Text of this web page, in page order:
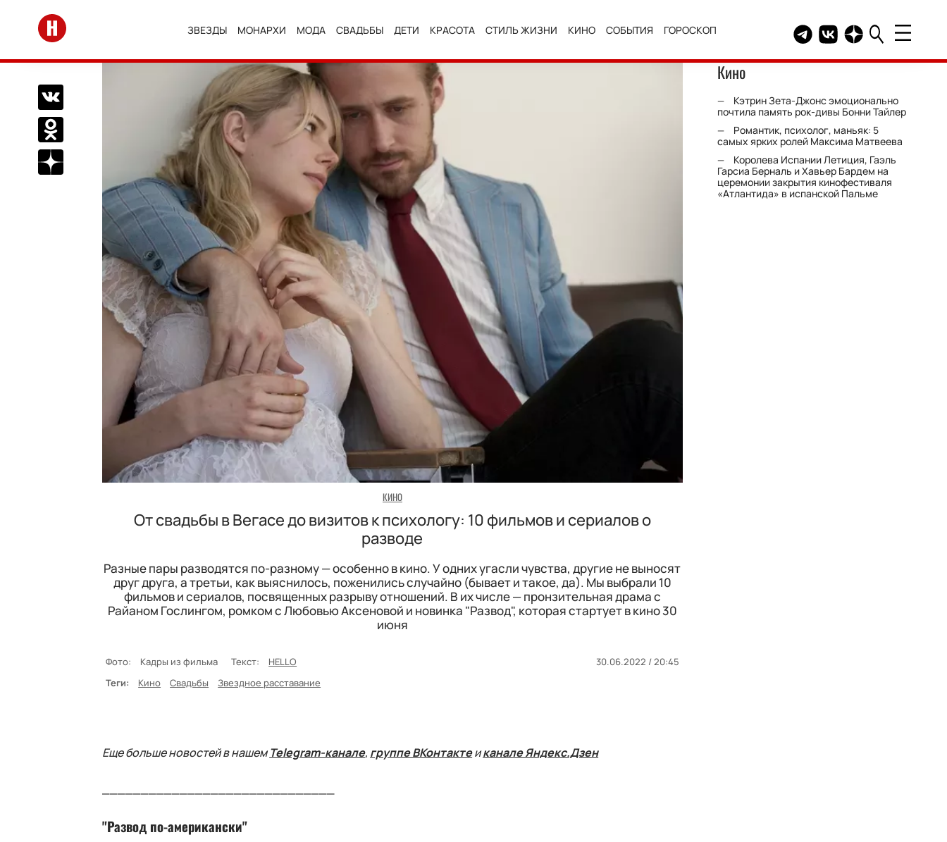
Перейти на главную
ЗВЕЗДЫ МОНАРХИ МОДА СВАДЬБЫ ДЕТИ КРАСОТА СТИЛЬ ЖИЗНИ КИНО СОБЫТИЯ ГОРОСКОП Telegram канал HELLO
Группа HELLO
Канал HELLO в
Поделиться Вконтакте
Поделиться в Одноклассниках
Подписаться на нас в Дзен
КИНО
От свадьбы в Вегасе до визитов к психологу: 10 фильмов и сериалов о
разводе
Разные пары разводятся по-разному — особенно в кино. У одних угасли чувства, другие не выносят
друг друга, а третьи, как выяснилось, поженились случайно (бывает и такое, да). Мы выбрали 10
фильмов и сериалов, посвященных разрыву отношений. В их числе — пронзительная драма с
Райаном Гослингом, ромком с Любовью Аксеновой и новинка "Развод", которая стартует в кино 30
июня
Фото: Кадры из фильма Текст: HELLO
30.06.2022 / 20:45
Теги:
Кино Свадьбы Звездное расставание
Еще больше новостей в нашемTelegram-канале, группе ВКонтактеиканале Яндекс.Дзен
"Развод по-американски"
Кино
Кэтрин Зета-Джонс эмоционально
почтила память рок-дивы Бонни Тайлер
Романтик, психолог, маньяк: 5
самых ярких ролей Максима Матвеева
Королева Испании Летиция, Гаэль
Гарсиа Берналь и Хавьер Бардем на
церемонии закрытия кинофестиваля
«Атлантида» в испанской Пальме